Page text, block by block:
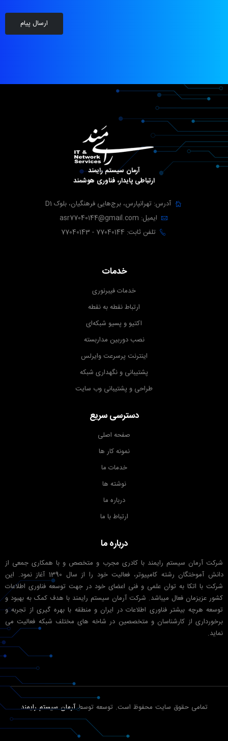
آرمان سیستم رایمند
ارتباطی پایدار، فناوری هوشمند
آدرس: تهرانپارس، برج‌هایی فرهنگیان، بلوک D1
ایمیل: asr77040144@gmail.com
تلفن ثابت: 77040144 - 77040143
خدمات
خدمات فیبرنوری
ارتباط نقطه به نقطه
اکتیو و پسیو شبکه‌ای
نصب دوربین مداربسته
اینترنت پرسرعت وایرلس
پشتیبانی و نگهداری شبکه
طراحی و پشتیبانی وب سایت
دسترسی سریع
صفحه اصلی
نمونه کار ها
خدمات ما
نوشته ها
درباره ما
ارتباط با ما
درباره ما
شرکت آرمان سیستم رایمند با کادری مجرب و متخصص و با همکاری جمعی از
دانش آموختگان رشته کامپیوتر، فعالیت خود را از سال 1390 آغاز نمود. این
شرکت با اتکا به توان علمی و فنی اعضای خود در جهت توسعه فناوری اطلاعات
کشور عزیزمان فعال میباشد. شرکت آرمان سیستم رایمند با هدف کمک به بهبود و
توسعه هرچه بیشتر فناوری اطلاعات در ایران و منطقه با بهره گیری از تجربه و
برخورداری از کارشناسان و متخصصین در شاخه های مختلف شبکه فعالیت می
نماید.
تمامی حقوق سایت محفوظ است. توسعه توسطآرمان سیستم رایمند